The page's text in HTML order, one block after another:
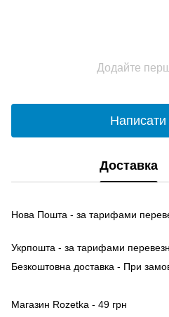
Додайте
Написати
Доставка
Нова Пошта - за тарифами
Укрпошта - за тарифами
Безкоштовна доставка - При
Магазин Rozetka - 49 грн